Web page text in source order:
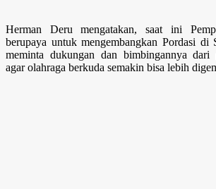
Herman Deru mengatakan, saat ini
berupaya untuk mengembangkan Pordasi
meminta dukungan dan bimbingannya dari
agar olahraga berkuda semakin bisa lebih